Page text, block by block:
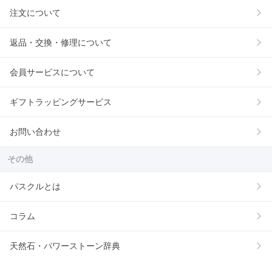
注文について
返品・交換・修理について
会員サービスについて
ギフトラッピングサービス
お問い合わせ
その他
パスクルとは
コラム
天然石・パワーストーン辞典